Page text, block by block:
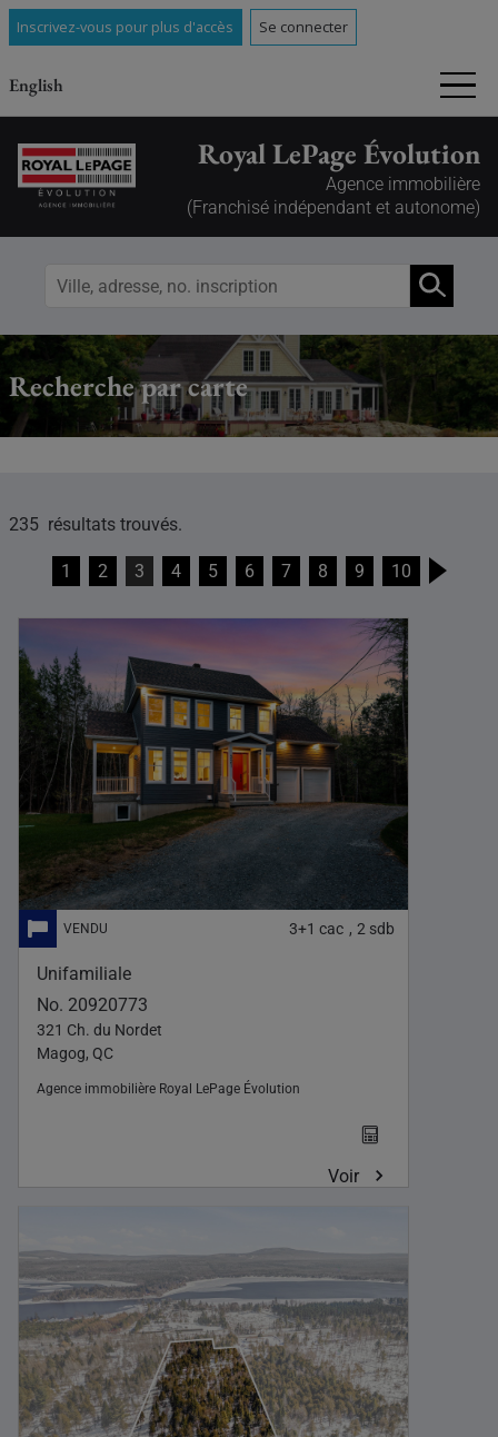
Inscrivez-vous pour plus d'accès Se connecter
English
Royal LePage Évolution
Agence immobilière
(Franchisé indépendant et autonome)
Recherche par carte
235 résultats trouvés.
1 2 3 4 5 6 7 8 9 10
3+1 cac , 2 sdb
Unifamiliale
No. 20920773
321 Ch. du Nordet
Magog, QC
Agence immobilière Royal LePage Évolution
Voir